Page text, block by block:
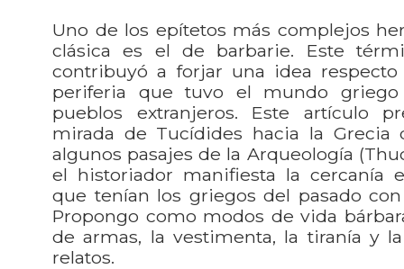
Uno de los epítetos más complejos
clásica es el de barbarie. Este
contribuyó a forjar una idea
periferia que tuvo el mundo
pueblos extranjeros. Este artículo
mirada de Tucídides hacia la Grecia
algunos pasajes de la Arqueología
el historiador manifiesta la cercanía
que tenían los griegos del pasado
Propongo como modos de vida
de armas, la vestimenta, la tiranía y
relatos.